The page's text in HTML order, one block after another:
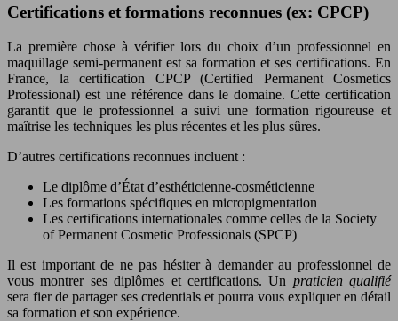
Certifications et formations reconnues (ex: CPCP)
La première chose à vérifier lors du choix d’un professionnel en
maquillage semi-permanent est sa formation et ses certifications. En
France, la certification CPCP (Certified Permanent Cosmetics
Professional) est une référence dans le domaine. Cette certification
garantit que le professionnel a suivi une formation rigoureuse et
maîtrise les techniques les plus récentes et les plus sûres.
D’autres certifications reconnues incluent :
Le diplôme d’État d’esthéticienne-cosméticienne
Les formations spécifiques en micropigmentation
Les certifications internationales comme celles de la Society
of Permanent Cosmetic Professionals (SPCP)
Il est important de ne pas hésiter à demander au professionnel de
vous montrer ses diplômes et certifications. Un praticien qualifié
sera fier de partager ses credentials et pourra vous expliquer en détail
sa formation et son expérience.